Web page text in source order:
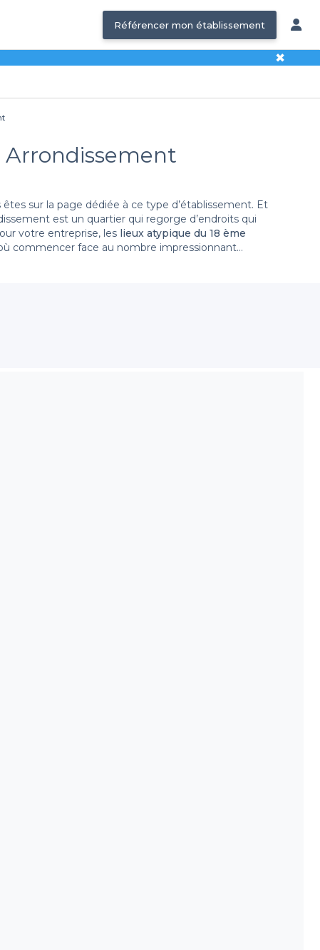
Référencer mon établissement
✖
Arrondissement
sur la page dédiée à ce type d’établissement. Et
est un quartier qui regorge d’endroits qui
votre entreprise, les lieux atypique du 18 ème
commencer face au nombre impressionnant
spécifique le jour j ou alors si vous avez un